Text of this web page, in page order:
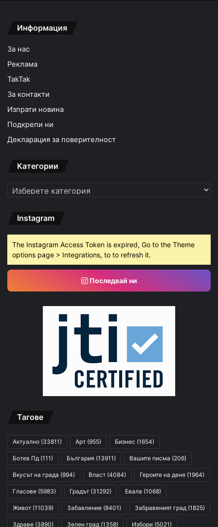
Информация
За нас
Реклама
TakTak
За контакти
Изпрати новина
Подкрепи ни
Декларация за поверителност
Категории
Категории
Instagram
The Instagram Access Token is expired, Go to the Theme
options page > Integrations, to to refresh it.
Последвай ни
Тагове
Актуално (33811) Арт (955) Бизнес (1654)
Ботев Пд (111) България (13911) Вашите писма (206)
Вкусът на града (994) Власт (4084) Героите на деня (1964)
Гласове (5983) Градът (31292) Евала (1068)
Живот (11039) Забавление (8401) Забравеният град (1825)
Здраве (3890) Зелен град (1358) Избори (5021)